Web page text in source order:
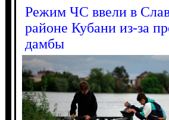
Режим ЧС ввели в
районе Кубани из-за
дамбы